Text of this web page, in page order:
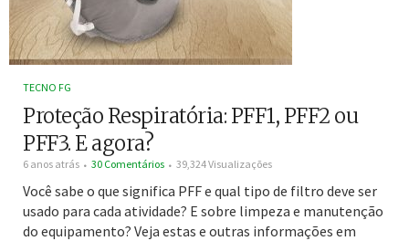
TECNO FG
Proteção Respiratória: PFF1, PFF2 ou
PFF3. E agora?
6 anos atrás 30 Comentários 39,324 Visualizações
Você sabe o que significa PFF e qual tipo de filtro deve ser
usado para cada atividade? E sobre limpeza e manutenção
do equipamento? Veja estas e outras informações em